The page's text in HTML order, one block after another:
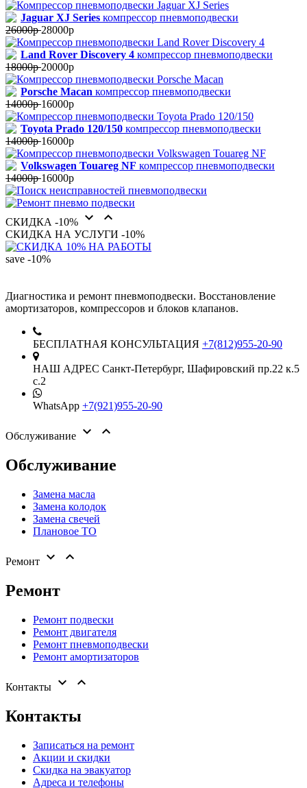
Jaguar XJ Series компрессор пневмоподвески
26000р28000р
Land Rover Discovery 4 компрессор пневмоподвески
18000р20000р
Porsche Macan компрессор пневмоподвески
14000р16000р
Toyota Prado 120/150 компрессор пневмоподвески
14000р16000р
Volkswagen Touareg NF компрессор пневмоподвески
14000р16000р
СКИДКА -10%  
СКИДКА НА УСЛУГИ -10%
save -10%
Диагностика и ремонт пневмоподвески. Восстановление
амортизаторов, компрессоров и блоков клапанов.
БЕСПЛАТНАЯ КОНСУЛЬТАЦИЯ +7(812)955-20-90
НАШ АДРЕС Санкт-Петербург, Шафировский пр.22 к.5
с.2
WhatsApp +7(921)955-20-90
Обслуживание  
Обслуживание
Замена масла
Замена колодок
Замена свечей
Плановое ТО
Ремонт  
Ремонт
Ремонт подвески
Ремонт двигателя
Ремонт пневмоподвески
Ремонт амортизаторов
Контакты  
Контакты
Записаться на ремонт
Акции и скидки
Скидка на эвакуатор
Адреса и телефоны